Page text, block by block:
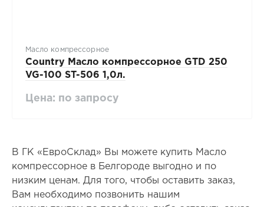
Масло компрессорное
Country Масло компрессорное GTD 250
VG-100 ST-506 1,0л.
Цена: по запросу
В ГК «ЕвроСклад» Вы можете купить Масло
компрессорное в Белгороде выгодно и по
низким ценам. Для того, чтобы оставить заказ,
Вам необходимо позвонить нашим